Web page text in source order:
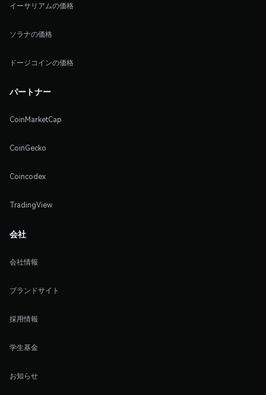
イーサリアムの価格
ソラナの価格
ドージコインの価格
パートナー
CoinMarketCap
CoinGecko
Coincodex
TradingView
会社
会社情報
ブランドサイト
採用情報
学生基金
お知らせ